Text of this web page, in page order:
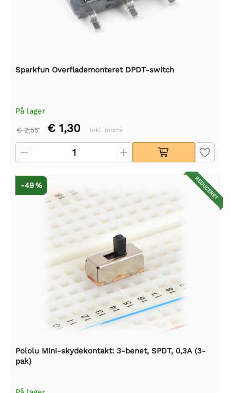
Sparkfun Overflademonteret DPDT-switch
På lager
€ 2,55 € 1,30 Inkl. moms
REDUCERET
-49 %
Pololu Mini-skydekontakt: 3-benet, SPDT, 0,3A (3-
pak)